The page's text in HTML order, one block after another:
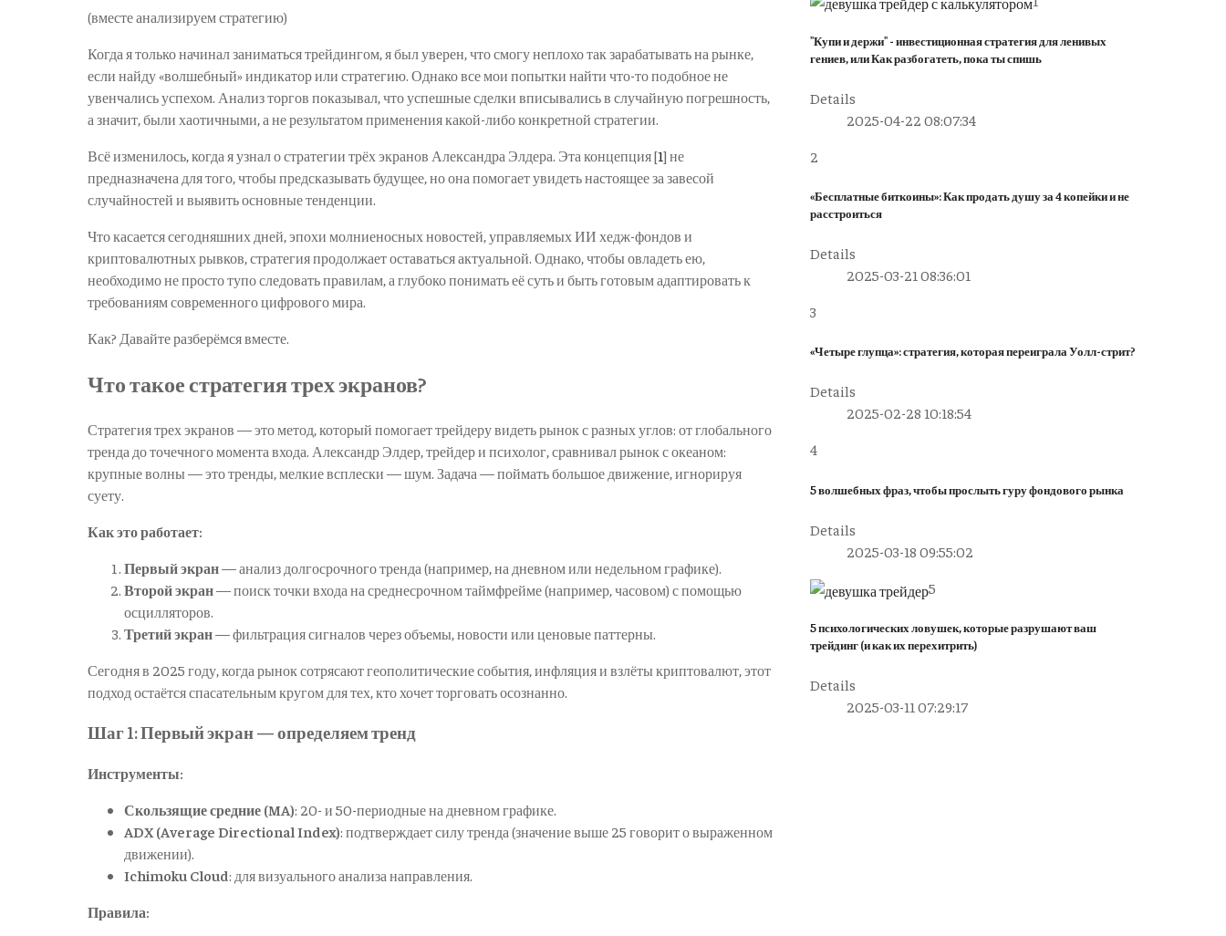
(вместе анализируем стратегию)
Когда я только начинал заниматься трейдингом, я был уверен, что смогу неплохо так зарабатывать на рынке,
если найду «волшебный» индикатор или стратегию. Однако все мои попытки найти что-то подобное не
увенчались успехом. Анализ торгов показывал, что успешные сделки вписывались в случайную погрешность,
а значит, были хаотичными, а не результатом применения какой-либо конкретной стратегии.
Всё изменилось, когда я узнал о стратегии трёх экранов Александра Элдера. Эта концепция [1] не
предназначена для того, чтобы предсказывать будущее, но она помогает увидеть настоящее за завесой
случайностей и выявить основные тенденции.
Что касается сегодняшних дней, эпохи молниеносных новостей, управляемых ИИ хедж-фондов и
криптовалютных рывков, стратегия продолжает оставаться актуальной. Однако, чтобы овладеть ею,
необходимо не просто тупо следовать правилам, а глубоко понимать её суть и быть готовым адаптировать к
требованиям современного цифрового мира.
Как? Давайте разберёмся вместе.
Что такое стратегия трех экранов?
Стратегия трех экранов — это метод, который помогает трейдеру видеть рынок с разных углов: от глобального
тренда до точечного момента входа. Александр Элдер, трейдер и психолог, сравнивал рынок с океаном:
крупные волны — это тренды, мелкие всплески — шум. Задача — поймать большое движение, игнорируя
суету.
Как это работает:
Первый экран— анализ долгосрочного тренда (например, на дневном или недельном графике).
Второй экран— поиск точки входа на среднесрочном таймфрейме (например, часовом) с помощью
осцилляторов.
Третий экран— фильтрация сигналов через объемы, новости или ценовые паттерны.
Сегодня в 2025 году, когда рынок сотрясают геополитические события, инфляция и взлёты криптовалют, этот
подход остаётся спасательным кругом для тех, кто хочет торговать осознанно.
Шаг 1: Первый экран — определяем тренд
Инструменты:
Скользящие средние (MA): 20- и 50-периодные на дневном графике.
ADX (Average Directional Index): подтверждает силу тренда (значение выше 25 говорит о выраженном
движении).
Ichimoku Cloud: для визуального анализа направления.
Правила:
"Купи и держи" - инвестиционная стратегия для ленивых
гениев, или Как разбогатеть, пока ты спишь
Details
2025-04-22 08:07:34
2
«Бесплатные биткоины»: Как продать душу за 4 копейки и не
расстроиться
Details
2025-03-21 08:36:01
3
«Четыре глупца»: стратегия, которая переиграла Уолл-стрит?
Details
2025-02-28 10:18:54
4
5 волшебных фраз, чтобы прослыть гуру фондового рынка
Details
2025-03-18 09:55:02
5
5 психологических ловушек, которые разрушают ваш
трейдинг (и как их перехитрить)
Details
2025-03-11 07:29:17